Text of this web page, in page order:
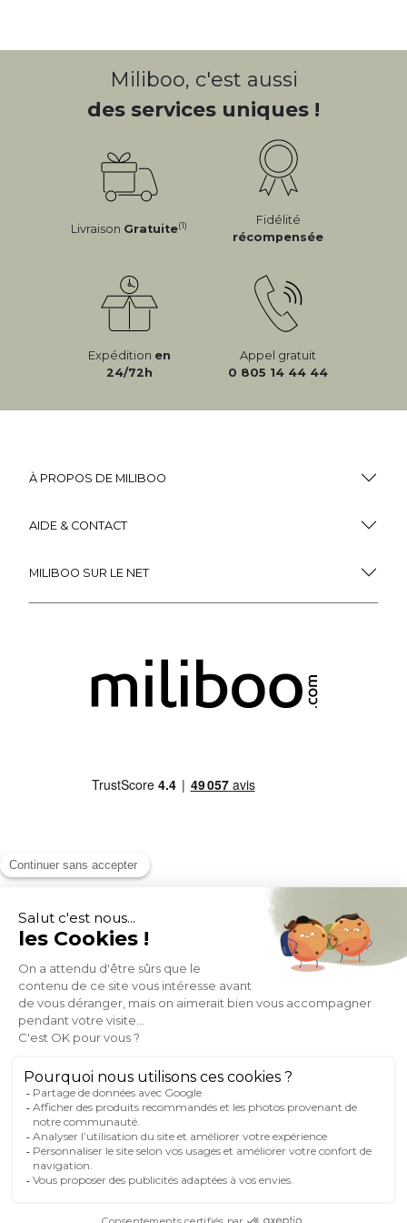
Miliboo, c'est aussi
des services uniques !
Livraison Gratuite(1)
Fidélité
récompensée
Expédition en
24/72h
Appel gratuit
0 805 14 44 44
À PROPOS DE MILIBOO
AIDE & CONTACT
MILIBOO SUR LE NET
MOYENS DE PAIEMENT
FRANCE
© 2007-2026 Miliboo